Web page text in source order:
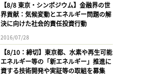
【8/8 東京・シンポジウム】金融界の世
界貢献：気候変動とエネルギー問題の解
決に向けた社会的責任投資行動
2016/07/28
【8/10：締切】東京都、水素や再生可能
エネルギー等の「新エネルギー」推進に
資する技術開発や実証等の取組を募集